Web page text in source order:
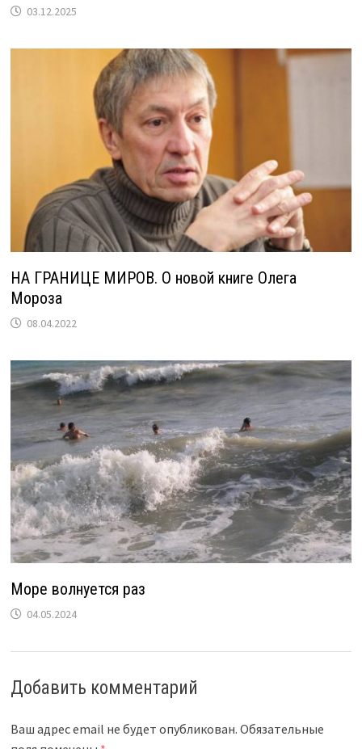
03.12.2025
НА ГРАНИЦЕ МИРОВ. О новой книге Олега
Мороза
08.04.2022
Море волнуется раз
04.05.2024
Добавить комментарий
Ваш адрес email не будет опубликован. Обязательные